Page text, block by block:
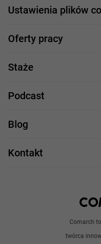
Comarch
twórca
Nasi pracownicy
Nasze projekty
Profile zawodowe
Ustawienia plików
Oferty pracy
Formularz aplikacyjny
.NET
C++
Doświadczeni programiści
Staże
Staże IT
Podcast
Comarch Careers
Blog
Praca w IT
Kontakt